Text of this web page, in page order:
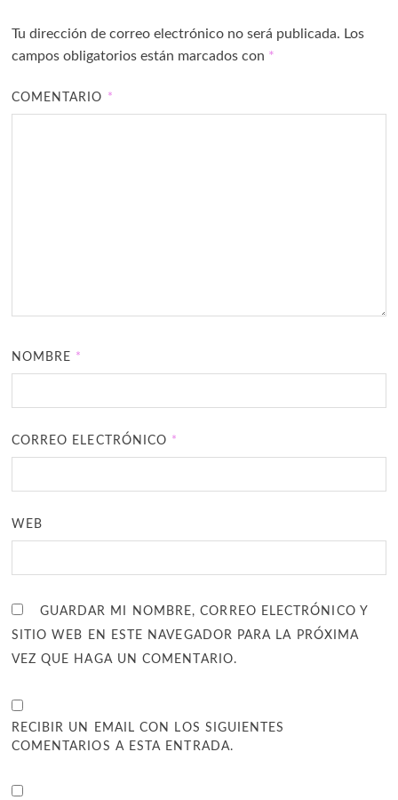
Tu dirección de correo electrónico no será publicada. Los
campos obligatorios están marcados con *
COMENTARIO *
NOMBRE *
CORREO ELECTRÓNICO *
WEB
GUARDAR MI NOMBRE, CORREO ELECTRÓNICO Y
SITIO WEB EN ESTE NAVEGADOR PARA LA PRÓXIMA
VEZ QUE HAGA UN COMENTARIO.
RECIBIR UN EMAIL CON LOS SIGUIENTES
COMENTARIOS A ESTA ENTRADA.